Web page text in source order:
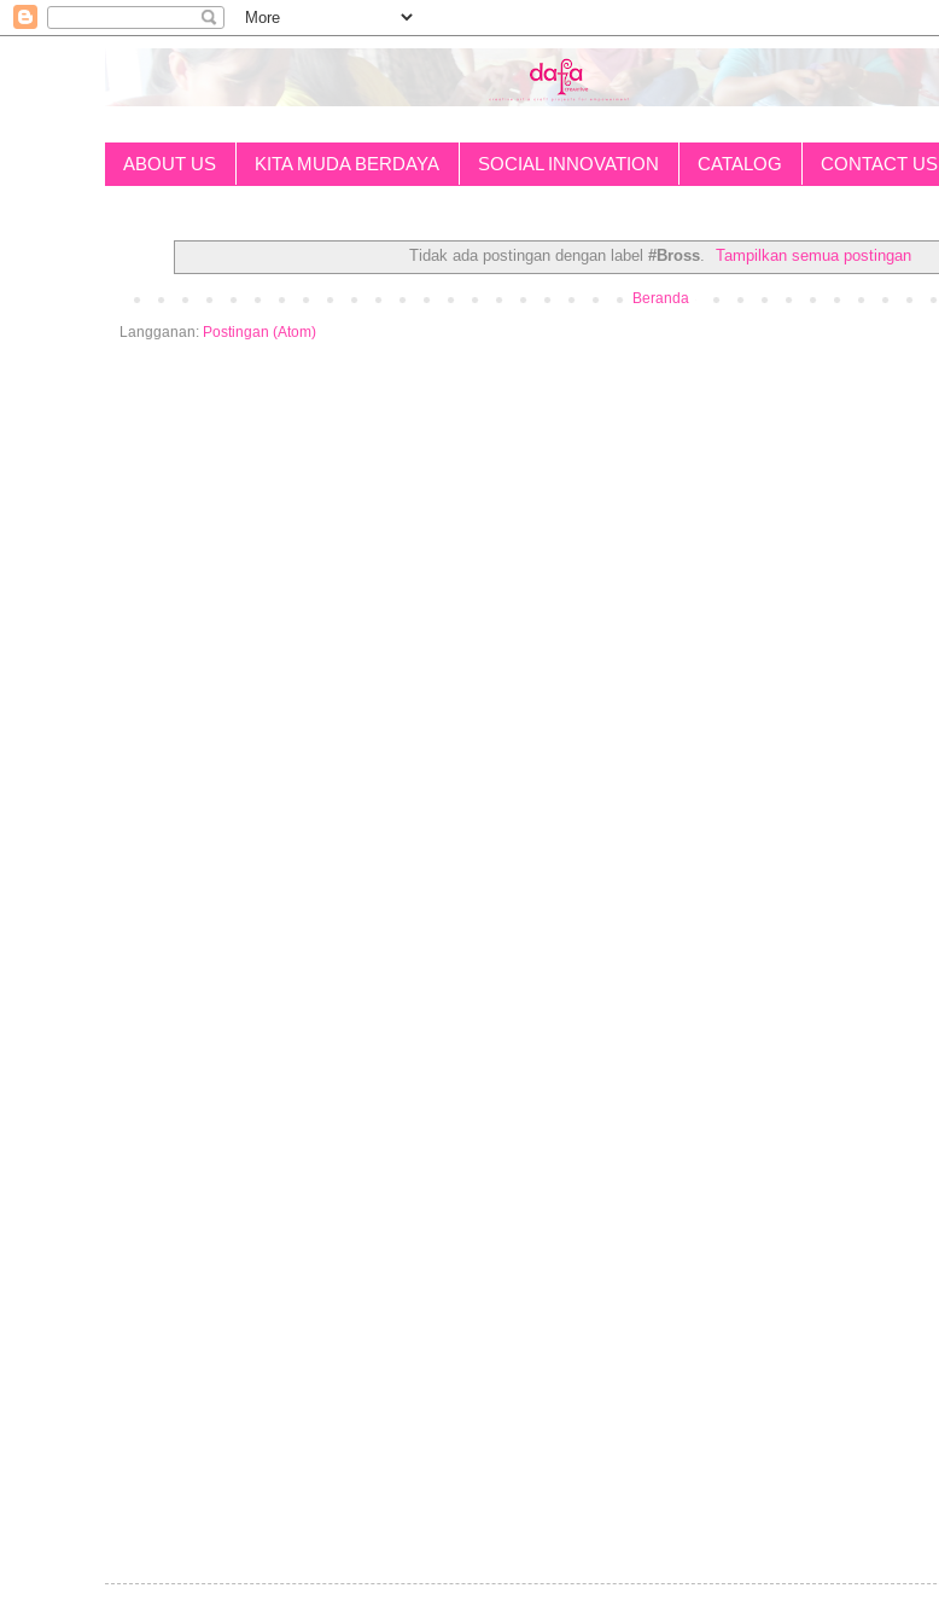
ABOUT US KITA MUDA BERDAYA SOCIAL INNOVATION CATALOG CONTACT US
Tidak ada postingan dengan label #Bross. Tampilkan semua postingan
Beranda
Langganan: Postingan (Atom)